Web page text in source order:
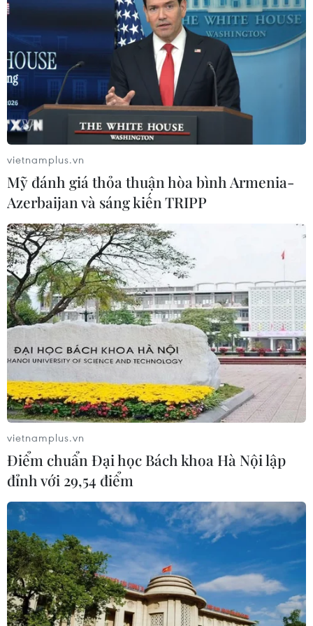
Indonesia nỗ lực khống chế cháy
rừng tại Vườn Quốc gia Núi Bromo
07/08/2026 10:56
Thụy Sĩ khó đạt mục tiêu giảm phát
thải khí nhà kính vào năm 2030
07/08/2026 09:42
Bão Dolphin càn quét các đảo miền
Nam Nhật Bản, sân bay Okinawa
phải đóng cửa
07/08/2026 09:10
Xem thêm
CƠ QUAN CHỦ QUẢN: THÔNG TẤN XÃ VIỆT NAM
Tổng Biên tập: TRẦN TIẾN DUẨN
Phó Tổng Biên tập: NGUYỄN THỊ TÁM, KHÚC THANH
THỦY
Sở hữu trí tuệ
Quy định sử dụng
RSS
Hỗ trợ
Ngôn ngữ
TTXVN
vietnamplus.vn
Mỹ đánh giá thỏa thuận hòa bình Armenia-
Azerbaijan và sáng kiến TRIPP
vietnamplus.vn
Điểm chuẩn Đại học Bách khoa Hà Nội lập
đỉnh với 29,54 điểm